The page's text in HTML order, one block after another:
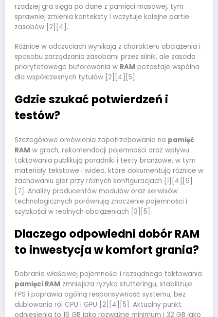
rzadziej gra sięga po dane z pamięci masowej, tym
sprawniej zmienia konteksty i wczytuje kolejne partie
zasobów [2][4].
Różnice w odczuciach wynikają z charakteru obciążenia i
sposobu zarządzania zasobami przez silnik, ale zasada
priorytetowego buforowania w RAM pozostaje wspólna
dla współczesnych tytułów [2][4][5].
Gdzie szukać potwierdzeń i
testów?
Szczegółowe omówienia zapotrzebowania na pamięć
RAM w grach, rekomendacji pojemności oraz wpływu
taktowania publikują poradniki i testy branżowe, w tym
materiały tekstowe i wideo, które dokumentują różnice w
zachowaniu gier przy różnych konfiguracjach [1][4][6]
[7]. Analizy producentów modułów oraz serwisów
technologicznych porównują znaczenie pojemności i
szybkości w realnych obciążeniach [3][5].
Dlaczego odpowiedni dobór RAM
to inwestycja w komfort grania?
Dobranie właściwej pojemności i rozsądnego taktowania
pamięci RAM zmniejsza ryzyko stutteringu, stabilizuje
FPS i poprawia ogólną responsywność systemu, bez
dublowania ról CPU i GPU [2][4][5]. Aktualny punkt
odniesienia to 16 GB jako rozważne minimum i 32 GB jako